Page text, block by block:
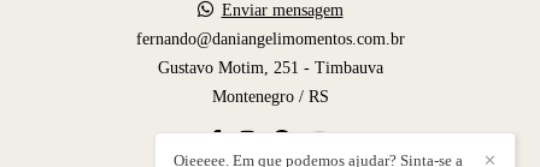
Enviar mensagem
fernando@daniangelimomentos.com.br
Gustavo Motim, 251 - Timbauva
Montenegro / RS
✕
Oieeeee. Em que podemos ajudar? Sinta-se a